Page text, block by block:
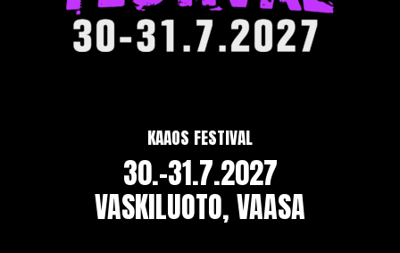
KAAOS FESTIVAL
30.-31.7.2027
VASKILUOTO, VAASA